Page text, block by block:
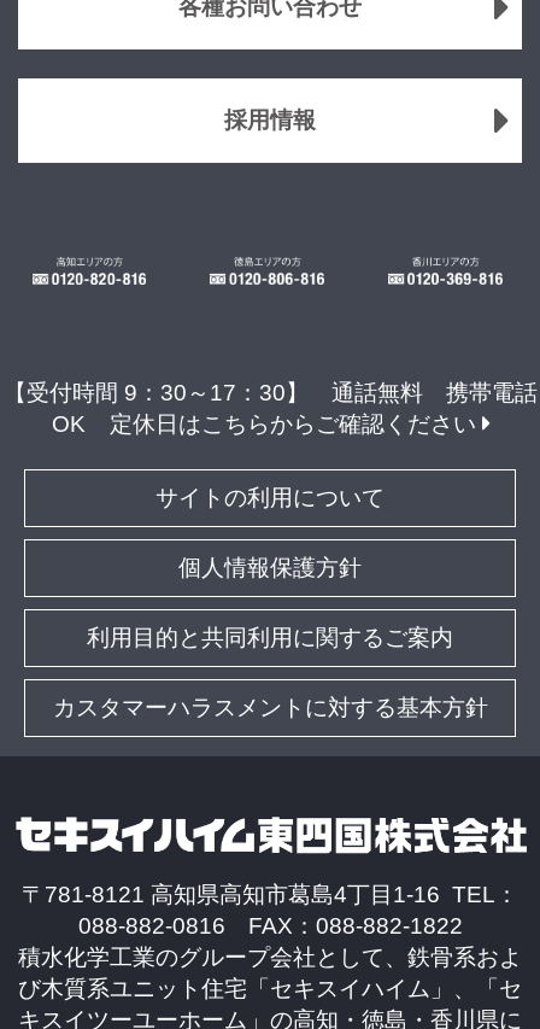
各種お問い合わせ
採用情報
【受付時間 9：30～17：30】 通話無料 携帯電話
OK
定休日はこちらからご確認ください
サイトの利用について
個人情報保護方針
利用目的と共同利用に関するご案内
カスタマーハラスメントに対する基本方針
〒781-8121 高知県高知市葛島4丁目1-16 TEL：
088-882-0816 FAX：088-882-1822
積水化学工業のグループ会社として、鉄骨系およ
び木質系ユニット住宅「セキスイハイム」、「セ
キスイツーユーホーム」の高知・徳島・香川県に